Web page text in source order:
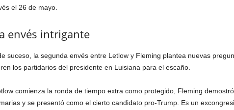
el 26 de mayo.
envés intrigante
suceso, la segunda envés entre Letlow y Fleming plantea nuevas
los partidarios del presidente en Luisiana para el escaño.
comienza la ronda de tiempo extra como protegido, Fleming
y se presentó como el cierto candidato pro-Trump. Es un